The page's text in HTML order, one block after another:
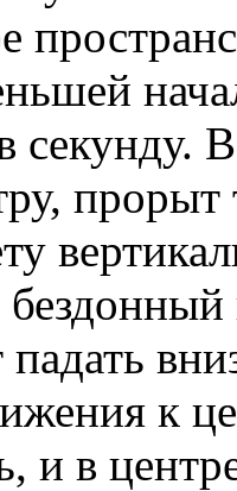
секунду.
прорыт
падать
к
и в